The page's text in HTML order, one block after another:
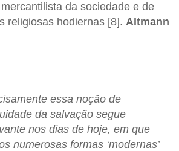
da sociedade e de
religiosas hodiernas [8]. Altmann
essa noção de
da salvação segue
nos dias de hoje, em que
numerosas formas ‘modernas’